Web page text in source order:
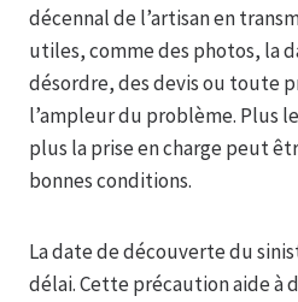
décennal de l’artisan en
utiles, comme des photos, la
désordre, des devis ou toute
l’ampleur du problème. Plus
plus la prise en charge peut
bonnes conditions.
La date de découverte du
délai. Cette précaution aide à